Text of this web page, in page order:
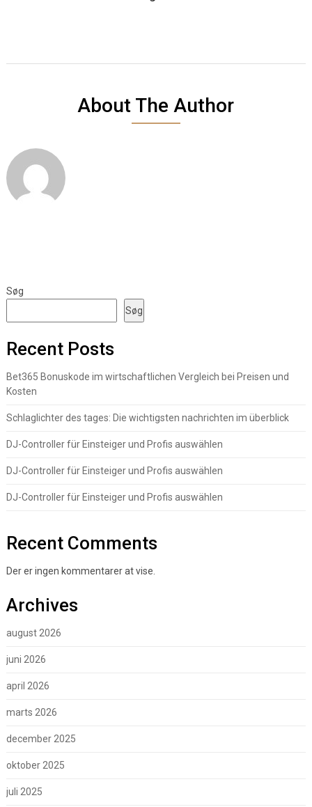
About The Author
Søg
Søg
Recent Posts
Bet365 Bonuskode im wirtschaftlichen Vergleich bei Preisen und
Kosten
Schlaglichter des tages: Die wichtigsten nachrichten im überblick
DJ-Controller für Einsteiger und Profis auswählen
DJ-Controller für Einsteiger und Profis auswählen
DJ-Controller für Einsteiger und Profis auswählen
Recent Comments
Der er ingen kommentarer at vise.
Archives
august 2026
juni 2026
april 2026
marts 2026
december 2025
oktober 2025
juli 2025